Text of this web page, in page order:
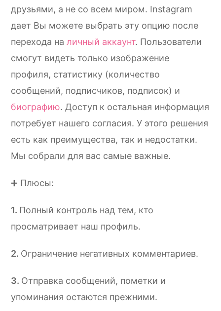
друзьями, а не со всем миром. Instagram
дает Вы можете выбрать эту опцию после
перехода на личный аккаунт. Пользователи
смогут видеть только изображение
профиля, статистику (количество
сообщений, подписчиков, подписок) и
биографию. Доступ к остальная информация
потребует нашего согласия. У этого решения
есть как преимущества, так и недостатки.
Мы собрали для вас самые важные.
➕ Плюсы:
Полный контроль над тем, кто
просматривает наш профиль.
Ограничение негативных комментариев.
Отправка сообщений, пометки и
упоминания остаются прежними.